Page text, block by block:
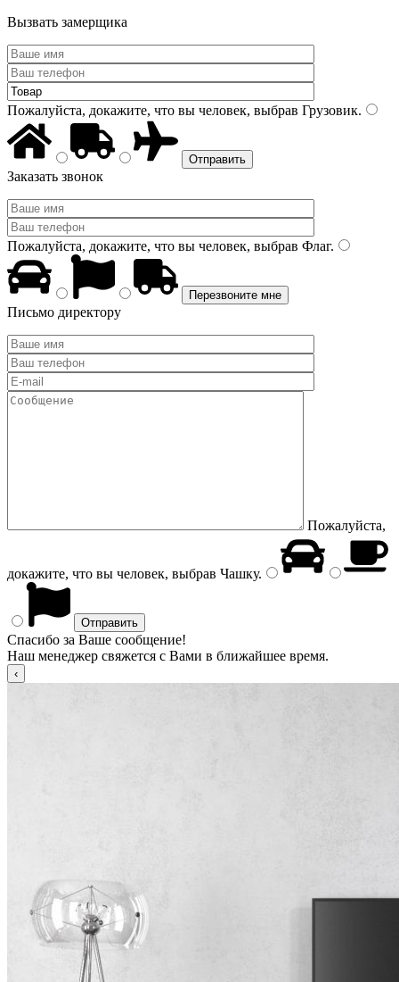
Вызвать замерщика
Пожалуйста, докажите, что вы человек, выбрав Грузовик.
Заказать звонок
Пожалуйста, докажите, что вы человек, выбрав Флаг.
Письмо директору
Пожалуйста,
докажите, что вы человек, выбрав Чашку.
Спасибо за Ваше сообщение!
Наш менеджер свяжется с Вами в ближайшее время.